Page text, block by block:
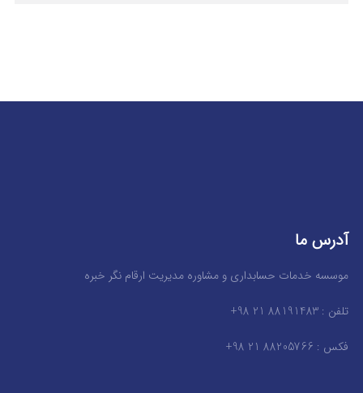
آدرس ما
موسسه خدمات حسابداری و مشاوره مدیریت ارقام نگر خبره
تلفن : 88191483 21 98+
فکس : 88205766 21 98+